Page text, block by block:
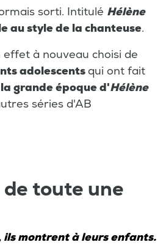
sorti. Intitulé Hélène
au style de la chanteuse.
effet à nouveau choisi de
adolescentsqui ont fait
grande époque d'Hélène
séries d'AB
toute une
montrent à leurs enfants.